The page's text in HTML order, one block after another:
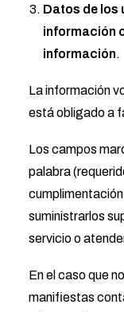
Datos de los
información
información.
La información
está obligado a
Los campos
palabra
suministrarlos
servicio o
En el caso que
manifiestas